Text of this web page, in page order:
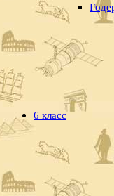
6 класс